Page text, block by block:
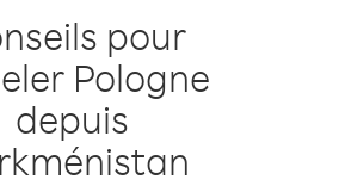
pour
Pologne
depuis